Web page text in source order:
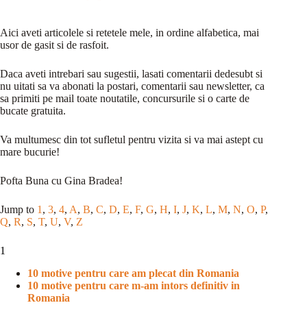
Aici aveti articolele si retetele mele, in ordine alfabetica, mai
usor de gasit si de rasfoit.
Daca aveti intrebari sau sugestii, lasati comentarii dedesubt si
nu uitati sa va abonati la postari, comentarii sau newsletter, ca
sa primiti pe mail toate noutatile, concursurile si o carte de
bucate gratuita.
Va multumesc din tot sufletul pentru vizita si va mai astept cu
mare bucurie!
Pofta Buna cu Gina Bradea!
Jump to 1 , 3, 4, A, B, C, D, E, F, G, H, I, J, K, L, M, N, O, P,
Q, R, S, T, U, V, Z
1
10 motive pentru care am plecat din Romania
10 motive pentru care m-am intors definitiv in
Romania